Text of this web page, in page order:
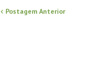
Postagem Anterior